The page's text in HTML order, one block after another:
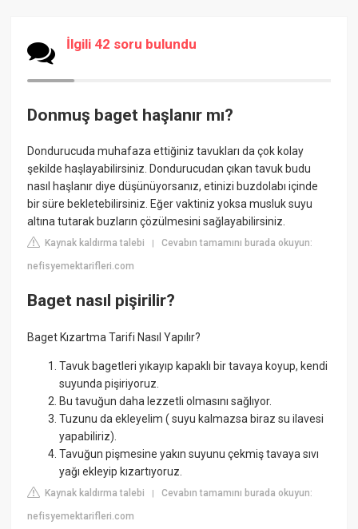
İlgili 42 soru bulundu
Donmuş baget haşlanır mı?
Dondurucuda muhafaza ettiğiniz tavukları da çok kolay
şekilde haşlayabilirsiniz. Dondurucudan çıkan tavuk budu
nasıl haşlanır diye düşünüyorsanız, etinizi buzdolabı içinde
bir süre bekletebilirsiniz. Eğer vaktiniz yoksa musluk suyu
altına tutarak buzların çözülmesini sağlayabilirsiniz.
Kaynak kaldırma talebi |Cevabın tamamını burada okuyun:
nefisyemektarifleri.com
Baget nasıl pişirilir?
Baget Kızartma Tarifi Nasıl Yapılır?
Tavuk bagetleri yıkayıp kapaklı bir tavaya koyup, kendi
suyunda pişiriyoruz.
Bu tavuğun daha lezzetli olmasını sağlıyor.
Tuzunu da ekleyelim ( suyu kalmazsa biraz su ilavesi
yapabiliriz).
Tavuğun pişmesine yakın suyunu çekmiş tavaya sıvı
yağı ekleyip kızartıyoruz.
Kaynak kaldırma talebi |Cevabın tamamını burada okuyun:
nefisyemektarifleri.com